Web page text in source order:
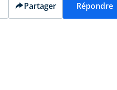
Partager Répondre